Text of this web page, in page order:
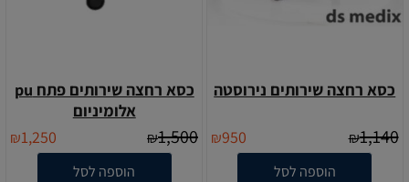
כסא רחצה שירותים נירוסטה
₪1,140
₪950
הוספה לסל
כסא רחצה שירותים פתח pu
אלומיניום
₪1,500
₪1,250
הוספה לסל